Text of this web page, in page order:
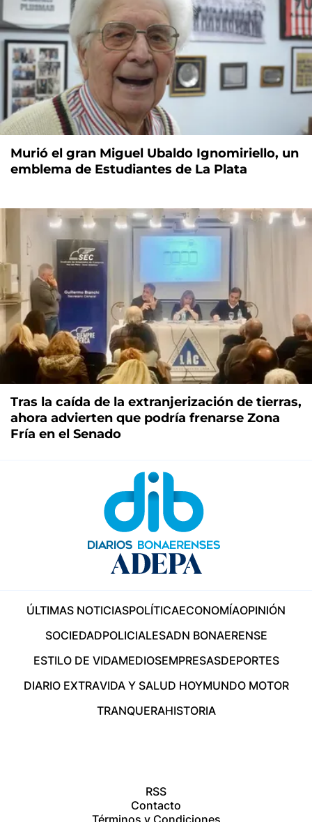
Murió el gran Miguel Ubaldo Ignomiriello, un
emblema de Estudiantes de La Plata
Tras la caída de la extranjerización de tierras,
ahora advierten que podría frenarse Zona
Fría en el Senado
ÚLTIMAS NOTICIASPOLÍTICAECONOMÍAOPINIÓN
SOCIEDADPOLICIALESADN BONAERENSE
ESTILO DE VIDAMEDIOSEMPRESASDEPORTES
DIARIO EXTRAVIDA Y SALUD HOYMUNDO MOTOR
TRANQUERAHISTORIA
RSS
Contacto
Términos y Condiciones